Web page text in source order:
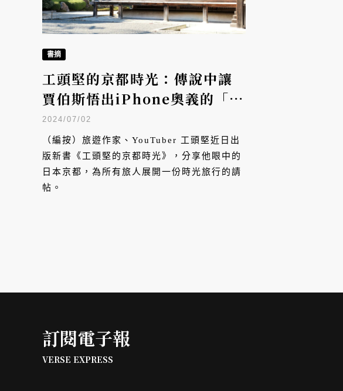
書摘
工頭堅的京都時光：傳說中讓
賈伯斯悟出iPhone奧義的「西
芳寺」到底有什麼魅力？
2024/07/02
（編按）旅遊作家、YouTuber 工頭堅近日出
版新書《工頭堅的京都時光》，分享他眼中的
日本京都，為所有旅人展開一份時光旅行的請
帖。
訂閱電子報
VERSE EXPRESS